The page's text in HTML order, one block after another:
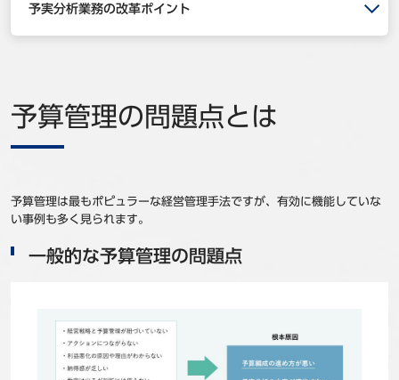
BBSグループネットワーク
株主・投資家情報 採用情報
事例
ニュース
予実分析業務の改革ポイント
予算管理の問題点とは
予算管理は最もポピュラーな経営管理手法ですが、有効に機能していな
い事例も多く見られます。
一般的な予算管理の問題点